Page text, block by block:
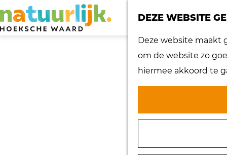
DEZE WEBSITE
Deze website maakt
om de website zo
hiermee akkoord te